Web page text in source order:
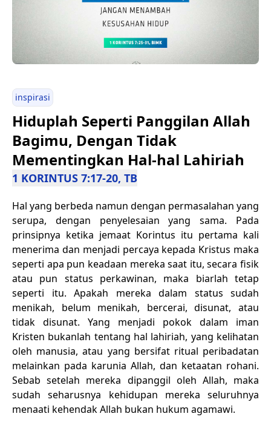
inspirasi
Hiduplah Seperti Panggilan Allah
Bagimu, Dengan Tidak
Mementingkan Hal-hal Lahiriah
1 KORINTUS 7:17-20, TB
Hal yang berbeda namun dengan permasalahan yang
serupa, dengan penyelesaian yang sama. Pada
prinsipnya ketika jemaat Korintus itu pertama kali
menerima dan menjadi percaya kepada Kristus maka
seperti apa pun keadaan mereka saat itu, secara fisik
atau pun status perkawinan, maka biarlah tetap
seperti itu. Apakah mereka dalam status sudah
menikah, belum menikah, bercerai, disunat, atau
tidak disunat. Yang menjadi pokok dalam iman
Kristen bukanlah tentang hal lahiriah, yang kelihatan
oleh manusia, atau yang bersifat ritual peribadatan
melainkan pada karunia Allah, dan ketaatan rohani.
Sebab setelah mereka dipanggil oleh Allah, maka
sudah seharusnya kehidupan mereka seluruhnya
menaati kehendak Allah bukan hukum agamawi.